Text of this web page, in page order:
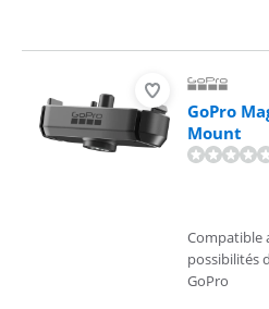
GoPro
Mount
Compatible
possibilités
GoPro